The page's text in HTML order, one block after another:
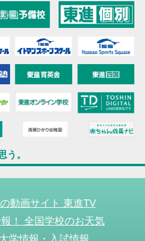
う。
動画サイト 東進TV
！ 全国学校のお天気